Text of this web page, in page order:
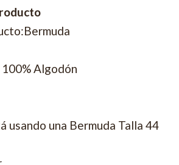
100% Algodón
usando una Bermuda Talla 44